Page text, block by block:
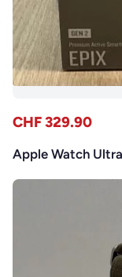
CHF 329.90
Apple Watch